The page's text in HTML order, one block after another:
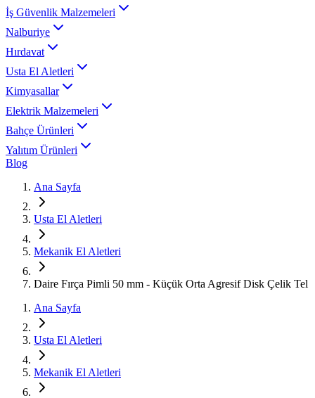
İş Güvenlik Malzemeleri
Nalburiye
Hırdavat
Usta El Aletleri
Kimyasallar
Elektrik Malzemeleri
Bahçe Ürünleri
Yalıtım Ürünleri
Blog
Ana Sayfa
Usta El Aletleri
Mekanik El Aletleri
Daire Fırça Pimli 50 mm - Küçük Orta Agresif Disk Çelik Tel
Ana Sayfa
Usta El Aletleri
Mekanik El Aletleri